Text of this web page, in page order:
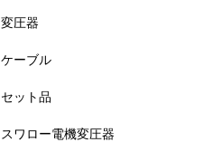
変圧器
ケーブル
セット品
スワロー電機変圧器